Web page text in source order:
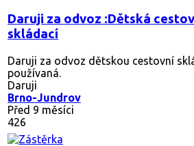
Daruji za odvoz :Dětská
skládací
Daruji za odvoz dětskou cestovní
používaná.
Daruji
Brno-Jundrov
Před 9 měsíci
426